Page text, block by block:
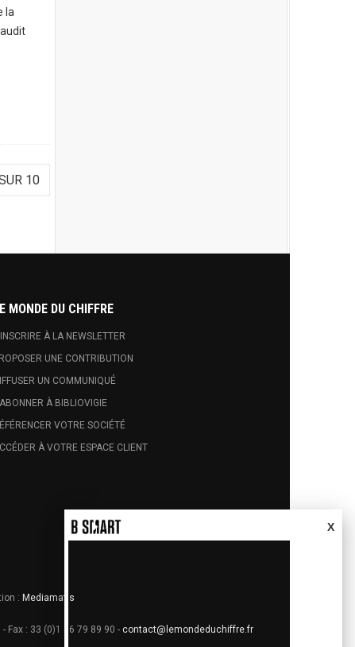
la
10
MONDE DU CHIFFRE
À LA NEWSLETTER
UNE CONTRIBUTION
UN COMMUNIQUÉ
À BIBLIOVIGIE
VOTRE SOCIÉTÉ
À VOTRE ESPACE CLIENT
: Mediamatis
Fax : 33 (0)1 56 79 89 90 - contact@lemondeduchiffre.fr
X